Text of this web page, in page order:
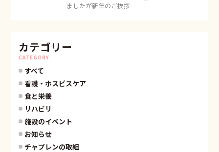
ましたが新年のご挨拶
カテゴリー
CATEGORY
すべて
看護・ホスピスケア
食と栄養
リハビリ
施設のイベント
お知らせ
チャプレンの取組